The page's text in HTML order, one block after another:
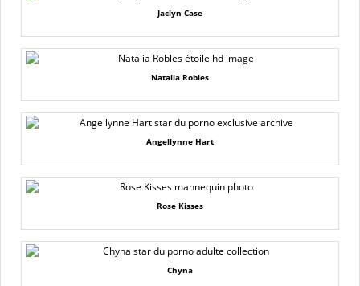
Jaclyn Case
Natalia Robles
Angellynne Hart
Rose Kisses
Chyna